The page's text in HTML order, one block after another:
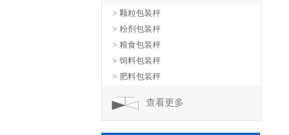
> 颗粒包装秤
> 粉剂包装秤
> 粮食包装秤
> 饲料包装秤
> 肥料包装秤
查看更多